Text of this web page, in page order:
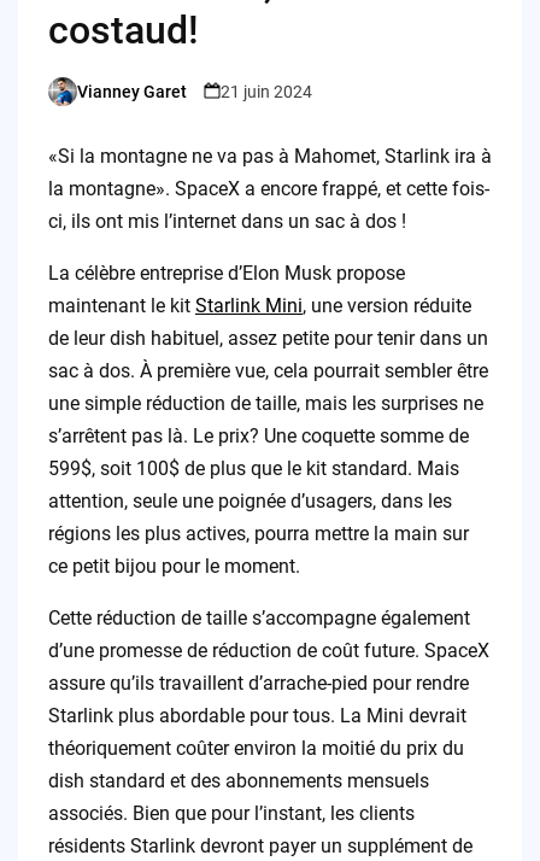
costaud!
Posted
Vianney Garet 21 juin 2024
«Si la montagne ne va pas à Mahomet, Starlink ira à
la montagne». SpaceX a encore frappé, et cette fois-
ci, ils ont mis l’internet dans un sac à dos !
La célèbre entreprise d’Elon Musk propose
maintenant le kit Starlink Mini, une version réduite
de leur dish habituel, assez petite pour tenir dans un
sac à dos. À première vue, cela pourrait sembler être
une simple réduction de taille, mais les surprises ne
s’arrêtent pas là. Le prix? Une coquette somme de
599$, soit 100$ de plus que le kit standard. Mais
attention, seule une poignée d’usagers, dans les
régions les plus actives, pourra mettre la main sur
ce petit bijou pour le moment.
Cette réduction de taille s’accompagne également
d’une promesse de réduction de coût future. SpaceX
assure qu’ils travaillent d’arrache-pied pour rendre
Starlink plus abordable pour tous. La Mini devrait
théoriquement coûter environ la moitié du prix du
dish standard et des abonnements mensuels
associés. Bien que pour l’instant, les clients
résidents Starlink devront payer un supplément de